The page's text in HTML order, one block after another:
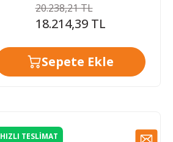
20.238,21 TL
18.214,39 TL
Sepete Ekle
HIZLI TESLİMAT